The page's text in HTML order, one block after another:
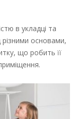
в укладці та
основами,
що робить її